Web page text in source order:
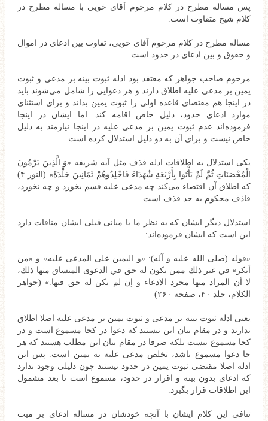
پس مساله مطرح در کلام مرحوم آقای خویی با مساله مطرح در
کلام شیخ متفاوت است.
مساله مطرح در کلام مرحوم آقای خویی، تفاوت بین ادعای در اموال
و حقوق و بین ادعای در حدود است.
مرحوم صاحب جواهر که معتقد بود ادله ثبوت بینه بر مدعی و ثبوت
یمین بر مدعی علیه اطلاق دارند و هر دعوایی را شامل می‌شوند باید
در اینجا هم مقتضای قاعده اولی را ثبوت یمین بداند و برای استثنای
موارد ادعای حدود، دلیل خاص اقامه کند. اما ایشان در اینجا
فرموده‌اند عدم ثبوت یمین بر مدعی علیه در اینجا نیازمند به دلیل
خاص نیست و برای آن به دو دلیل استدلال کرده است.
یکی استدلال به اطلاقات ادله قذف مثل آیه شریفه «وَ الَّذِينَ يَرْمُونَ
الْمُحْصَنَاتِ ثُمَّ لَمْ يَأْتُوا بِأَرْبَعَةِ شُهَدَاءَ فَاجْلِدُوهُمْ ثَمَانِينَ جَلْدَةً» (النور ۴)
که اطلاق آن اقتضاء می‌کند چه مدعی علیه قسم بخورد و چه نخورد،
قاذف محکوم به حد قذف است.
استدلال دیگر ایشان که به نظر ما با مبانی قبلی ایشان منافات دارد
این است که ایشان فرموده‌اند:
«قوله (صلى الله عليه و آله): «و اليمين‌ على المدعى عليه»‌ و «من
أنكر» في غير ذلك ممن يكون له حق في الدعوى المنساق منها ذلك،
لا أن المراد منها مجرد الادعاء و إن لم يكن له حق فيها.» (جواهر
الکلام، جلد ۴۰، صفحه ۲۶۰)
یعنی ادله ثبوت بینه بر مدعی و ثبوت یمین بر مدعی علیه اصلا اطلاق
ندارند و در مقام بیان این نیستند که دعوا در کجا مسموع است و در
کجا مسموع نیست بلکه صرفا در مقام بیان این مطلب هستند که هر
جا دعوا مسموع باشد، تخلص مدعی علیه به یمین است. پس این
ادله اصلا مقتضی ثبوت یمین در حدود نیستند چون دلیلی وجود ندارد
که ادعای بدون بینه و اقرار در حدود، مسموع است تا بعد مشمول
این اطلاقات قرار بگیرد.
تنافی این کلام ایشان با آنچه خودشان در مساله ادعای بر میت